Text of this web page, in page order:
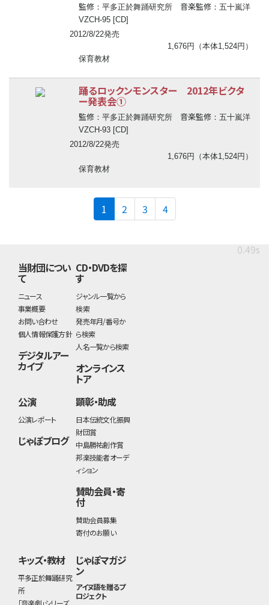
監修 ：平多正於舞踊研究所 音楽監修 ：五十嵐洋
VZCH-95 [CD]
2012/8/22発売
1,676円（本体1,524円）
保育教材
踊るロックンモンスター 2012年ビクタ
ー発表会①
監修 ：平多正於舞踊研究所 音楽監修 ：五十嵐洋
VZCH-93 [CD]
2012/8/22発売
1,676円（本体1,524円）
保育教材
1 (current)
2 3 4
0.49s
当財団につい
て
ニュース
事業概要
お問い合わせ
個人情報保護方針
デジタルアー
カイブ
CD・DVDを探
す
ジャンル一覧から
検索
発売年月/番号か
ら検索
人名一覧から検索
オンラインス
トア
公演
公演レポート
じゃぽブログ
顕彰・助成
日本伝統文化振興
財団賞
中島勝祐創作賞
邦楽技能者オーデ
ィション
賛助会員・寄
付
賛助会員募集
寄付のお願い
キッズ・教材
平多正於舞踊研究
所
「音楽劇」シリーズ
じゃぽマガジ
ン
アイヌ語を贈るプ
ロジェクト